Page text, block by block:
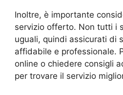
Inoltre, è importante
servizio offerto. Non tutti i
uguali, quindi assicurati di
affidabile e professionale.
online o chiedere consigli
per trovare il servizio